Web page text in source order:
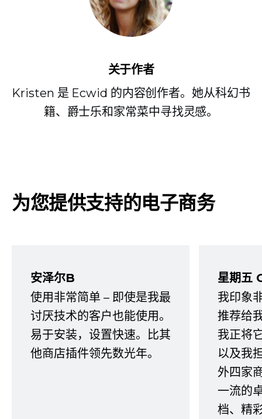
关于作者
Kristen 是 Ecwid 的内容创作者。她从科幻书
籍、爵士乐和家常菜中寻找灵感。
为您提供支持的电子商务
安泽尔B
使用非常简单 – 即使是我最
讨厌技术的客户也能使用。
易于安装，设置快速。比其
他商店插件领先数光年。
星期五
我印象
推荐给
我正将
以及我
外四家
一流的
档、精